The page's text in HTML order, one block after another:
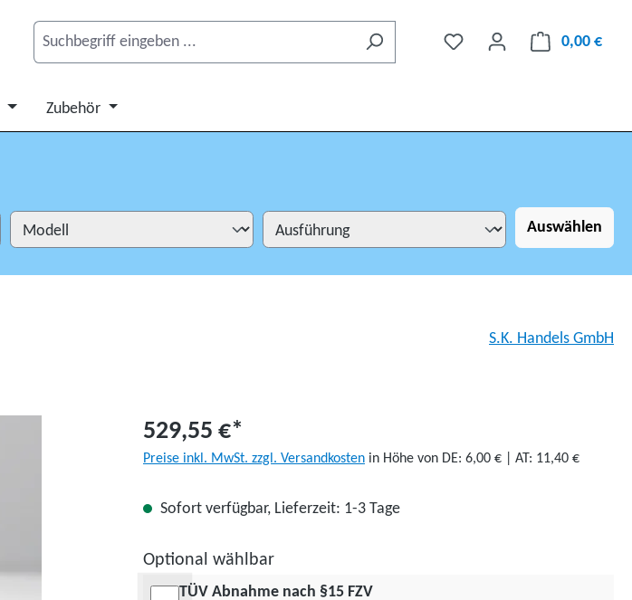
0,00 €
Zubehör
Auswählen
S.K. Handels GmbH
529,55 €*
Preise inkl. MwSt. zzgl. Versandkosten in Höhe von DE: 6,00 € | AT: 11,40 €
Sofort verfügbar, Lieferzeit: 1-3 Tage
Optional wählbar
TÜV Abnahme nach §15 FZV